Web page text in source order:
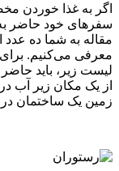
اگر به غذا خوردن
سفرهای خود حاضر به
مقاله به شما ده عدد
معرفی می‌کنیم.
لیست زیر، باید حاضر
از یک مکان زیر آب
زمین یک ساختمان در